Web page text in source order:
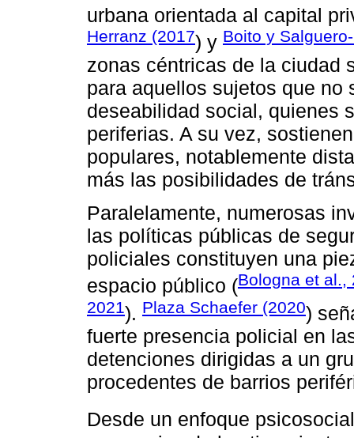
urbana orientada al capital
Herranz (2017) y Boito y
zonas céntricas de la ciudad
para aquellos sujetos que no
deseabilidad social, quienes
periferias. A su vez,
populares, notablemente
más las posibilidades de
Paralelamente, numerosas
las políticas públicas de
policiales constituyen una
espacio público (Bologna et al.,
2021). Plaza Schaefer (2020)
fuerte presencia policial en
detenciones dirigidas a un
procedentes de barrios
Desde un enfoque